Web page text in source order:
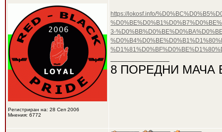
Регистриран на: 28 Сеп 2006
Мнения: 6772
https://lokosf.info/
3-
8 ПОРЕДНИ МАЧА